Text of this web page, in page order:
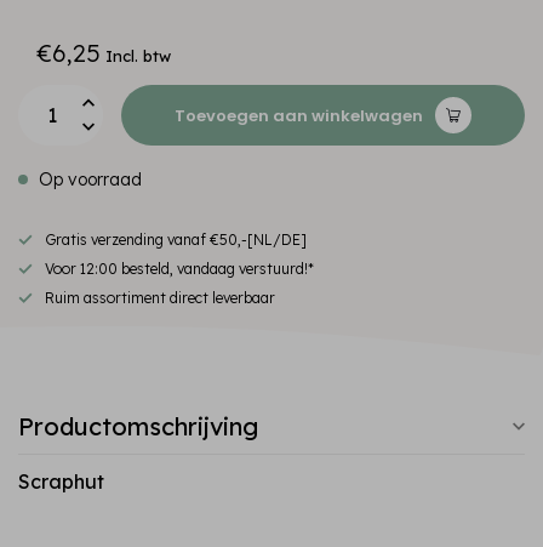
€6,25 Incl. btw
Toevoegen aan winkelwagen
Op voorraad
Gratis verzending vanaf €50,-[NL/DE]
Voor 12:00 besteld, vandaag verstuurd!*
Ruim assortiment direct leverbaar
Productomschrijving
Scraphut